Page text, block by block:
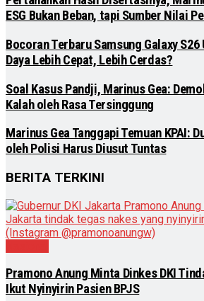
ESG Bukan Beban, tapi Sumber Nilai
Bocoran Terbaru Samsung Galaxy
Daya Lebih Cepat, Lebih Cerdas?
Soal Kasus Pandji, Marinus Gea:
Kalah oleh Rasa Tersinggung
Marinus Gea Tanggapi Temuan KPAI:
oleh Polisi Harus Diusut Tuntas
BERITA TERKINI
Pramono Anung Minta Dinkes DKI
Ikut Nyinyirin Pasien BPJS